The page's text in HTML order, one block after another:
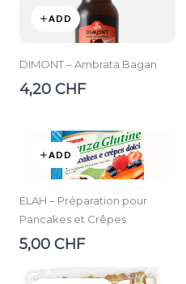
ADD
DIMONT – Ambrata Bagan
4,20 CHF
ADD
ELAH – Préparation pour
Pancakes et Crêpes
5,00 CHF